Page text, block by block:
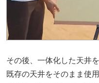
その後、一体化した天井
既存の天井をそのまま使